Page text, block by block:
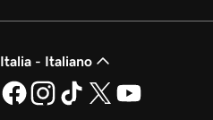
Italia - Italiano